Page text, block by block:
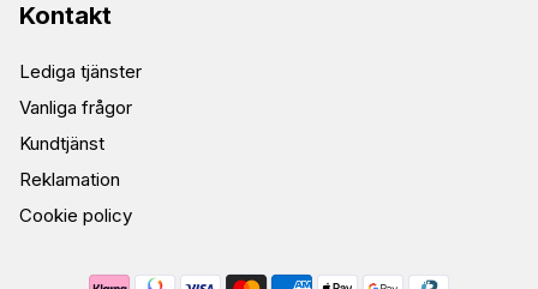
Kontakt
Lediga tjänster
Vanliga frågor
Kundtjänst
Reklamation
Cookie policy